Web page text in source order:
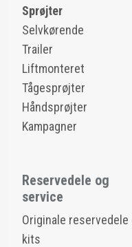
Sprøjter
Selvkørende
Trailer
Liftmonteret
Tågesprøjter
Håndsprøjter
Kampagner
Reservedele og
service
Originale reservedele
kits